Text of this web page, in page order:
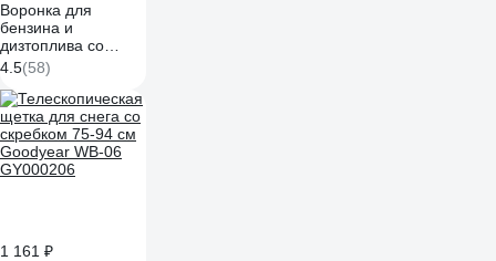
Воронка для
бензина и
дизтоплива со
съемным носиком с
сеткой ГЛАВДОР
GL-706 53985
4.5(58)
1 161 ₽